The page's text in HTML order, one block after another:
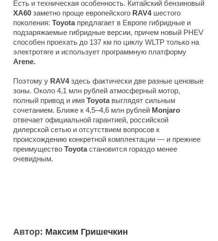
Есть и техническая особенность. Китайский бензиновый
XA60 заметно проще европейского RAV4шестого
поколения: Toyotaпредлагает в Европе гибридные и
подзаряжаемые гибридные версии, причем новый PHEV
способен проехать до 137 км по циклу WLTP только на
электротяге и использует программную платформу
Arene.
Поэтому у RAV4здесь фактически две разные ценовые
зоны. Около 4,1 млн рублей атмосферный мотор,
полный привод и имя Toyotaвыглядят сильным
сочетанием. Ближе к 4,5–4,6 млн рублей Monjaro
отвечает официальной гарантией, российской
дилерской сетью и отсутствием вопросов к
происхождению конкретной комплектации — и прежнее
преимущество Toyotaстановится гораздо менее
очевидным.
Автор: Максим Гришечкин